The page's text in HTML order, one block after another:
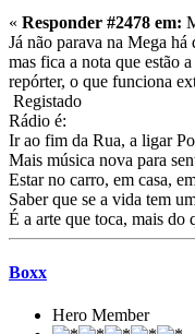
« Responder #2478 em:
Já não parava na Mega
mas fica a nota que estão
repórter, o que funciona
Registado
Rádio é:
Ir ao fim da Rua, a ligar
Mais música nova para
Estar no carro, em casa,
Saber que se a vida tem
É a arte que toca, mais
Boxx
Hero Member